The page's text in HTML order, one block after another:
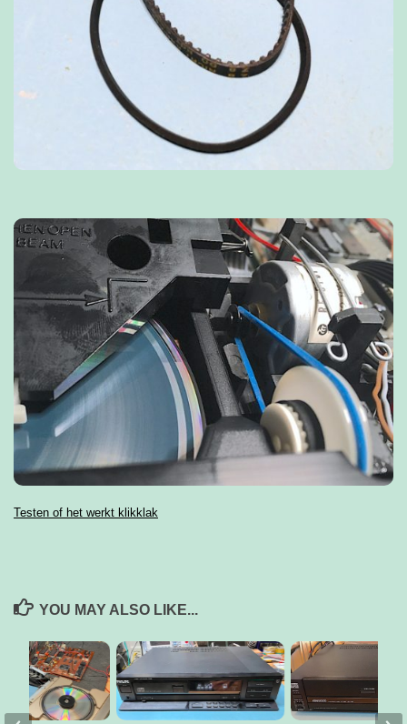
Testen of het werkt klikklak
YOU MAY ALSO LIKE...